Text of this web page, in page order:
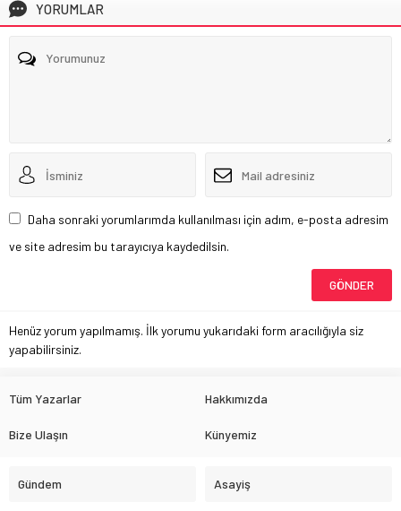
YORUMLAR
Daha sonraki yorumlarımda kullanılması için adım, e-posta adresim
ve site adresim bu tarayıcıya kaydedilsin.
Henüz yorum yapılmamış. İlk yorumu yukarıdaki form aracılığıyla siz
yapabilirsiniz.
Tüm Yazarlar Hakkımızda
Bize Ulaşın Künyemiz
Gündem Asayiş